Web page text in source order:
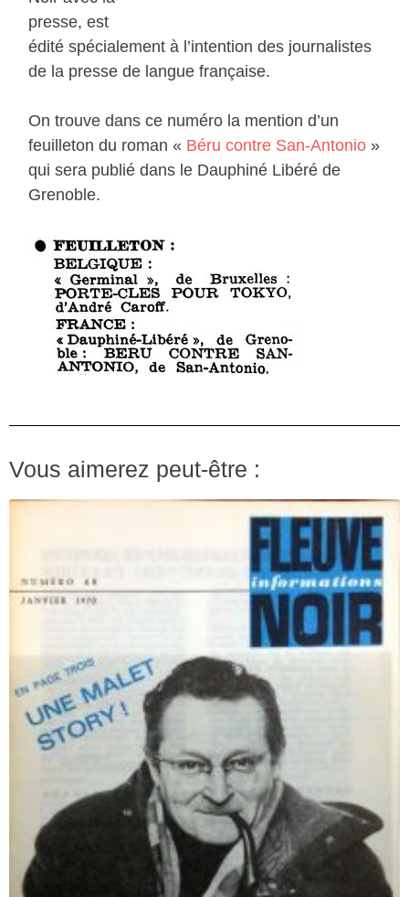
presse, est
édité spécialement à l’intention des journalistes
de la presse de langue française.
On trouve dans ce numéro la mention d’un
feuilleton du roman « Béru contre San-Antonio »
qui sera publié dans le Dauphiné Libéré de
Grenoble.
Vous aimerez peut-être :